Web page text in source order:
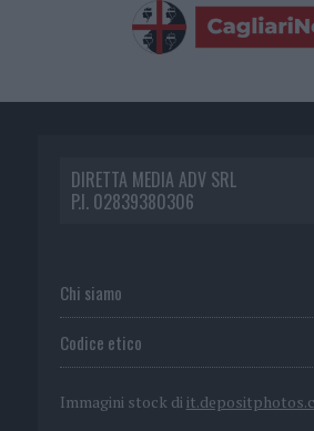
DIRETTA MEDIA ADV SRL
P.I. 02839380306
Chi siamo
Codice etico
Immagini stock di